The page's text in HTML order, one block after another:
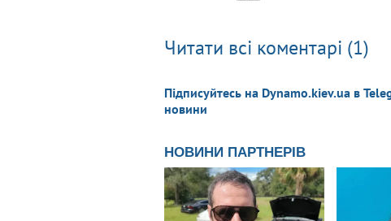
Читати всі коментарі (1)
Підписуйтесь на Dynamo.kiev.ua в
новини